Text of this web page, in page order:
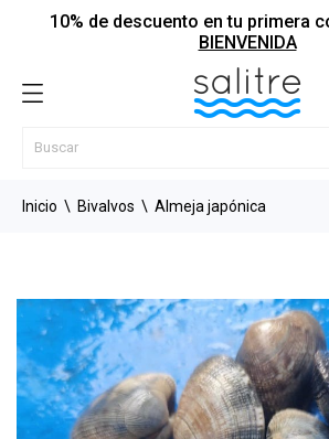
10% de descuento en tu primera
BIENVENIDA
Inicio Bivalvos Almeja japónica